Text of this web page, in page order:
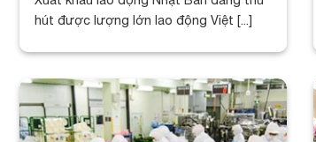
hút được lượng lớn lao động Việt [...]